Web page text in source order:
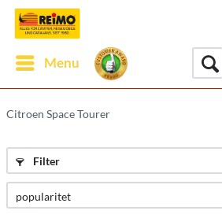
Menu
Citroen Space Tourer
Filter